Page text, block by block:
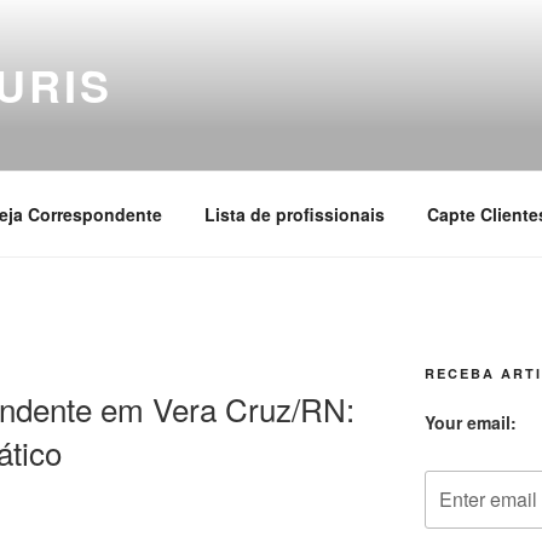
Correspondente Lista de profissionais Capte
em Vera Cruz/RN:
RECEBA
Your email: